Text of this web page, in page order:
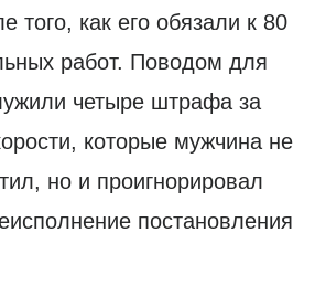
того, как его обязали к 80
работ. Поводом для
четыре штрафа за
которые мужчина не
но и проигнорировал
постановления